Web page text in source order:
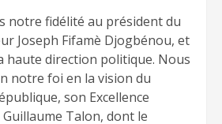
notre fidélité au président du
Joseph Fifamè Djogbénou, et
haute direction politique. Nous
notre foi en la vision du
son Excellence
Talon, dont le